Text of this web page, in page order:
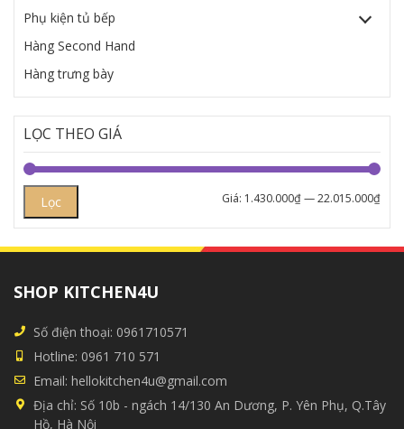
Phụ kiện tủ bếp
Hàng Second Hand
Hàng trưng bày
LỌC THEO GIÁ
Lọc Giá: 1.430.000₫—22.015.000₫
SHOP KITCHEN4U
Số điện thoại: 0961710571
Hotline: 0961 710 571
Email: hellokitchen4u@gmail.com
Địa chỉ: Số 10b - ngách 14/130 An Dương, P. Yên Phụ, Q.Tây
Hồ, Hà Nội